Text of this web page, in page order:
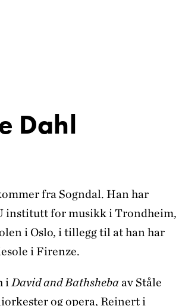
Dahl
fra Sogndal. Han har
institutt for musikk i Trondheim,
i Oslo, i tillegg til at han har
i Firenze.
iDavid and Bathsheba av Ståle
og opera, Reinert i